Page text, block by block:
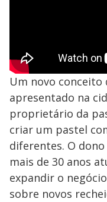
Um novo conceito
apresentado na
proprietário da
criar um pastel
diferentes. O
mais de 30 anos
expandir o
sobre novos